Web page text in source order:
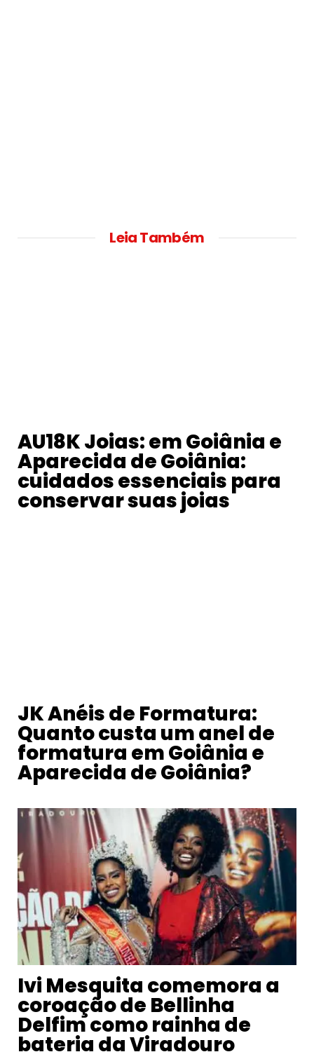
Leia Também
AU18K Joias: em Goiânia e
Aparecida de Goiânia:
cuidados essenciais para
conservar suas joias
JK Anéis de Formatura:
Quanto custa um anel de
formatura em Goiânia e
Aparecida de Goiânia?
Ivi Mesquita comemora a
coroação de Bellinha
Delfim como rainha de
bateria da Viradouro